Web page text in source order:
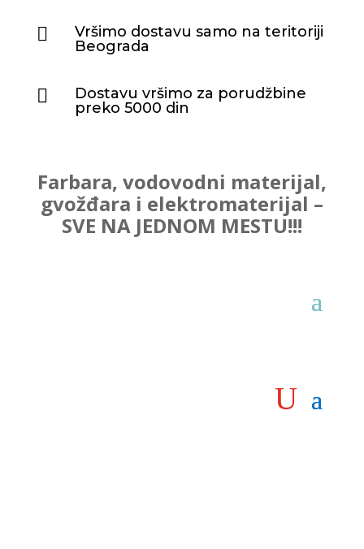

Vršimo dostavu samo na teritoriji
Beograda

Dostavu vršimo za porudžbine
preko 5000 din
Farbara, vodovodni materijal,
gvožđara i elektromaterijal –
SVE NA JEDNOM MESTU!!!